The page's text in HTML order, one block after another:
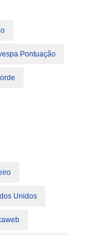
Pontuação
Unidos